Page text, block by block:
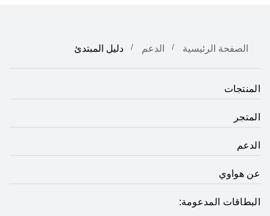
الصفحة الرئيسية الدعم دليل المبتدئ
المنتجات
المتجر
الدعم
عن هواوي
البطاقات المدعومة: